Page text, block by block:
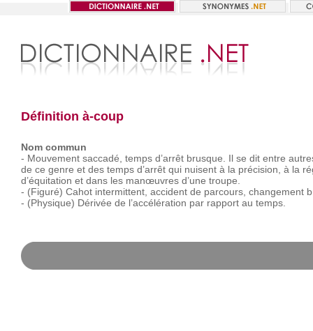
Définition à-coup
Nom commun
- Mouvement saccadé, temps d’arrêt brusque. Il se dit entre
de ce genre et des temps d’arrêt qui nuisent à la précision, à la
d’équitation et dans les manœuvres d’une troupe.
- (Figuré) Cahot intermittent, accident de parcours, changement
- (Physique) Dérivée de l’accélération par rapport au temps.